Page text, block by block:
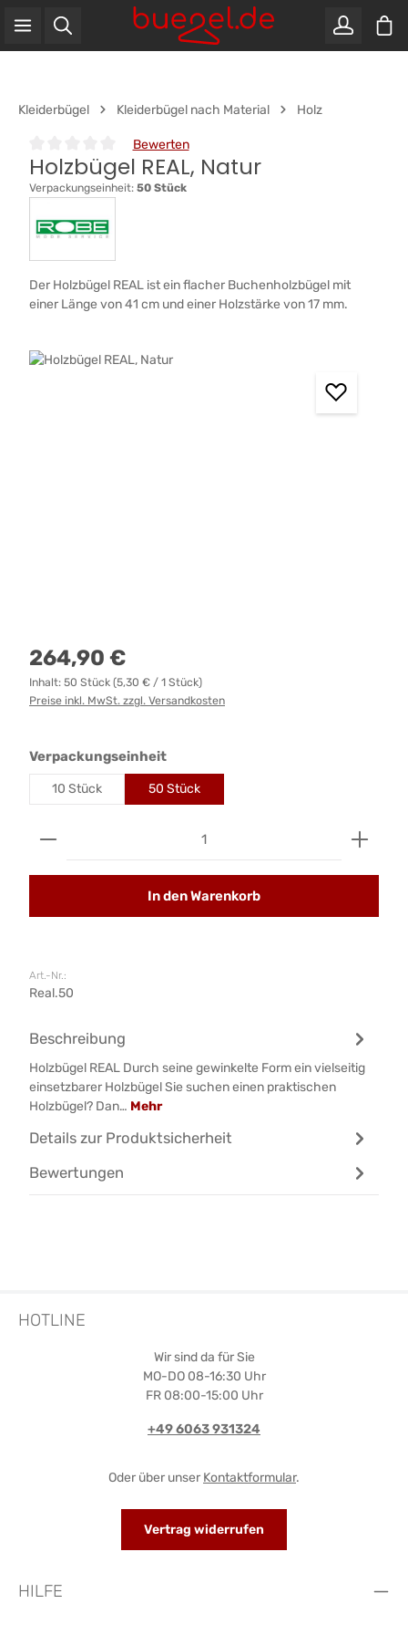
Zum Hauptinhalt springen
Kleiderbügel Kleiderbügel nach Material Holz
Durchschnittliche Bewertung von 0 von 5 Sternen
Bewerten
Holzbügel REAL, Natur
Verpackungseinheit: 50 Stück
Der Holzbügel REAL ist ein flacher Buchenholzbügel mit
einer Länge von 41 cm und einer Holzstärke von 17 mm.
Bildergalerie überspringen
Regulärer Preis:
264,90 €
Inhalt: 50 Stück (5,30 € / 1 Stück)
Preise inkl. MwSt. zzgl. Versandkosten
Verpackungseinheitauswählen
10 Stück 50 Stück
Produkt Anzahl: Gib den gewünschten Wert
In den Warenkorb
Art.-Nr.:
Real.50
Beschreibung
Holzbügel REAL Durch seine gewinkelte Form ein vielseitig
einsetzbarer Holzbügel Sie suchen einen praktischen
Holzbügel? Dan… Mehr
Details zur Produktsicherheit
Bewertungen
HOTLINE
Wir sind da für Sie
MO-DO 08-16:30 Uhr
FR 08:00-15:00 Uhr
+49 6063 931324
Oder über unser Kontaktformular.
Vertrag widerrufen
HILFE